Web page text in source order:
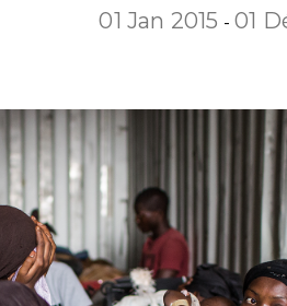
01 Jan 2015 -01